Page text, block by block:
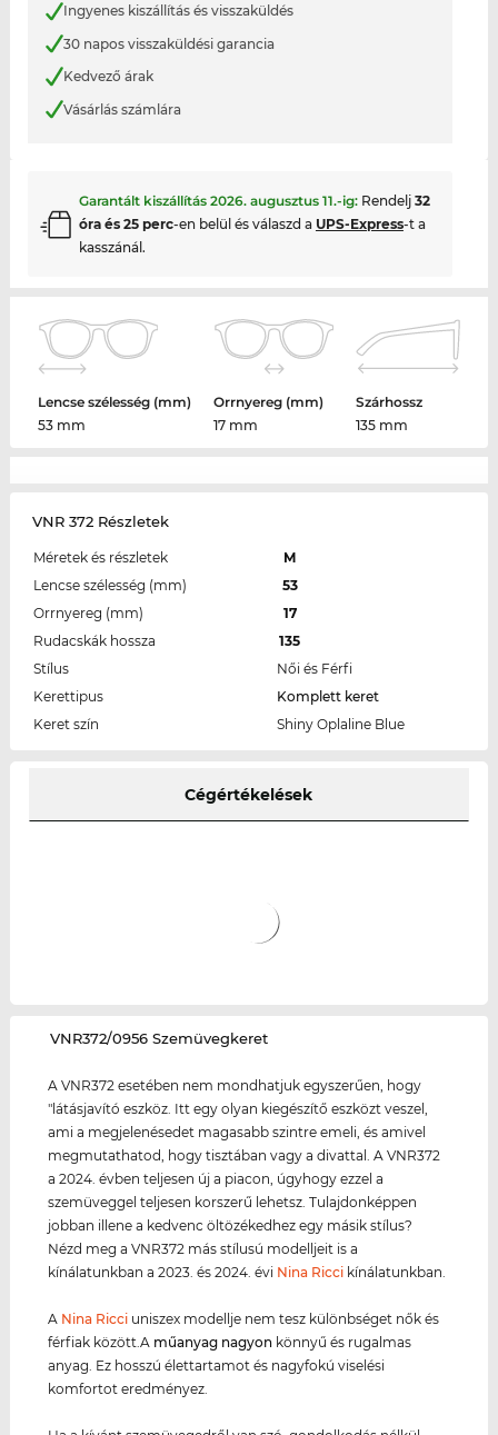
Ingyenes kiszállítás és visszaküldés
30 napos visszaküldési garancia
Kedvező árak
Vásárlás számlára
Garantált kiszállítás 2026. augusztus 11.-ig: Rendelj 32
óra és 25 perc-en belül és válaszd a UPS-Express-t a
kasszánál.
Lencse szélesség (mm)
53 mm
Orrnyereg (mm)
17 mm
Szárhossz
135 mm
VNR 372 Részletek
Méretek és részletek
M
Lencse szélesség (mm)
53
Orrnyereg (mm)
17
Rudacskák hossza
135
Stílus
Női és Férfi
Kerettipus
Komplett keret
Keret szín
Shiny Oplaline Blue
Cégértékelések
‌VNR372/0956 Szemüvegkeret
A VNR372 esetében nem mondhatjuk egyszerűen, hogy
"látásjavító eszköz. Itt egy olyan kiegészítő eszközt veszel,
ami a megjelenésedet magasabb szintre emeli, és amivel
megmutathatod, hogy tisztában vagy a divattal. A VNR372
a 2024. évben teljesen új a piacon, úgyhogy ezzel a
szemüveggel teljesen korszerű lehetsz. Tulajdonképpen
jobban illene a kedvenc öltözékedhez egy másik stílus?
Nézd meg a VNR372 más stílusú modelljeit is a
kínálatunkban a 2023. és 2024. évi Nina Ricci kínálatunkban.
A Nina Ricci uniszex modellje nem tesz különbséget nők és
férfiak között.A műanyag nagyon könnyű és rugalmas
anyag. Ez hosszú élettartamot és nagyfokú viselési
komfortot eredményez.